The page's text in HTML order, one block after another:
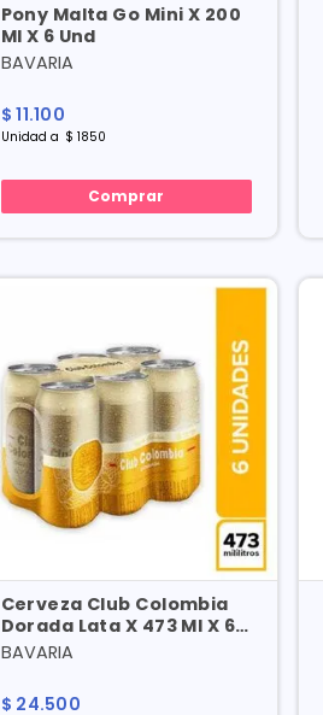
Pony Malta Go Mini X 200
Ml X 6 Und
BAVARIA
$ 11.100
Unidad a $ 1850
Comprar
Cerveza Club Colombia
Dorada Lata X 473 Ml X 6
Und Precio Especial
BAVARIA
$ 24.500